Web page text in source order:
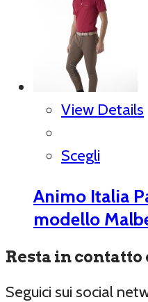
View Details
Scegli
Animo Italia
modello
Resta in contatto
Seguici sui social